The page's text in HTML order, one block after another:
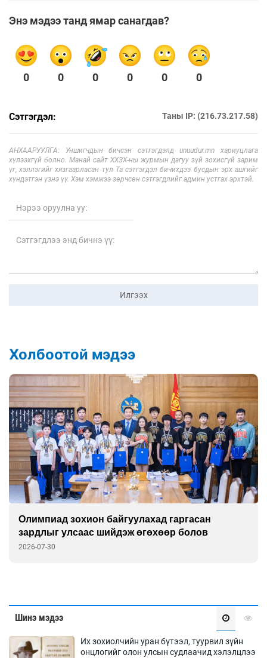
Энэ мэдээ танд ямар санагдав?
0 0 0 0 0 0
Сэтгэгдэл: Таны IP: (216.73.217.58)
АНХААРУУЛГА: Уншигчдын бичсэн сэтгэгдэлд unuudur.mn хариуцлага
хүлээхгүй болно. Манай сайт ХХЗХ-ны журмын дагуу зүй зохисгүй зарим
үг, хэллэгийг хязгаарласан тул Та сэтгэгдэл бичихдээ бусдын эрх ашгийг
хүндэтгэн үзнэ үү. Хэм хэмжээ зөрчсөн сэтгэгдлийг админ устгах эрхтэй.
Илгээх
Холбоотой мэдээ
Олимпиад зохион байгуулахад гаргасан
зардлыг улсаас шийдэж өгөхөөр болов
2026-07-30
Шинэ мэдээ
Их зохиолчийн уран бүтээл, туурвил зүйн
онцлогийг олон улсын судлаачид хэлэлцлээ